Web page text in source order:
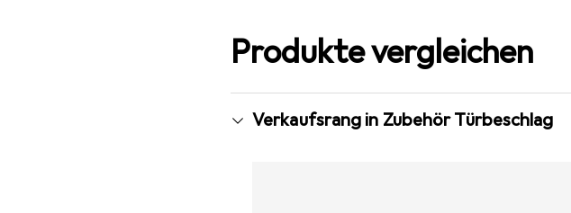
Produkte vergleichen
Verkaufsrang in Zubehör Türbeschlag